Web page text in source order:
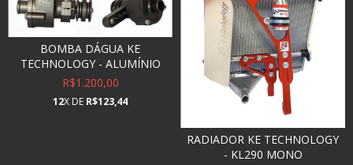
BOMBA DÁGUA KE
TECHNOLOGY - ALUMÍNIO
R$1.200,00
12X DE R$123,44
RADIADOR KE TECHNOLOGY
- KL290 MONO